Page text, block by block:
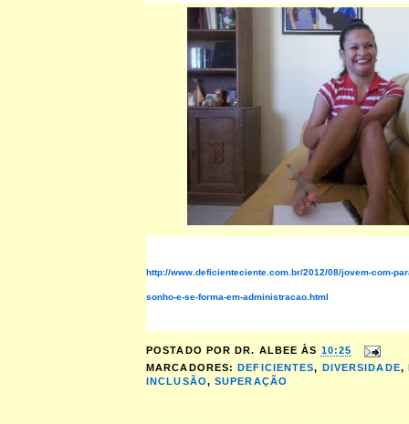
http://www.deficienteciente.com.br/2012/08/jovem-com-
sonho-e-se-forma-em-administracao.html
POSTADO POR DR. ALBEE ÀS 10:25
MARCADORES:DEFICIENTES, DIVERSIDADE,
INCLUSÃO,SUPERAÇÃO